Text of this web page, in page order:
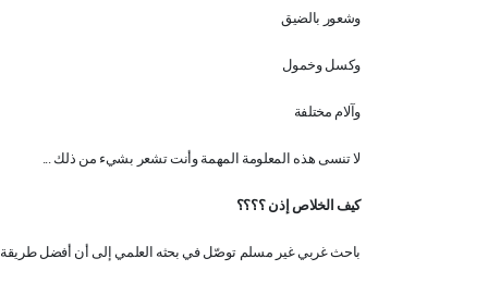
وشعور بالضيق
وكسل وخمول
وآلام مختلفة
لا تنسى هذه المعلومة المهمة وأنت تشعر بشيء من ذلك ...
كيف الخلاص إذن ؟؟؟؟
باحث غربي غير مسلم توصّل في بحثه العلمي إلى أن أفضل